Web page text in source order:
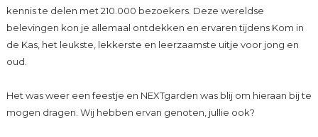
kennis te delen met 210.000 bezoekers. Deze wereldse
belevingen kon je allemaal ontdekken en ervaren tijdens Kom in
de Kas, het leukste, lekkerste en leerzaamste uitje voor jong en
oud.
Het was weer een feestje en NEXTgarden was blij om hieraan bij te
mogen dragen. Wij hebben ervan genoten, jullie ook?